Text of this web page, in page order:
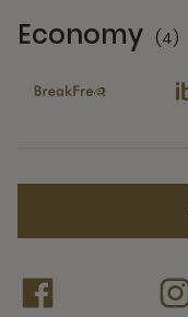
Economy (4)